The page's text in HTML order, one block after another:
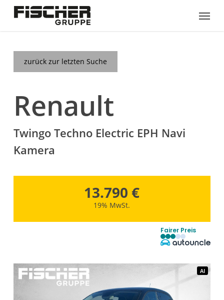
Menu
zurück zur letzten Suche
Renault
Twingo Techno Electric EPH Navi
Kamera
13.790 €
19% MwSt.
Fairer Preis
AI